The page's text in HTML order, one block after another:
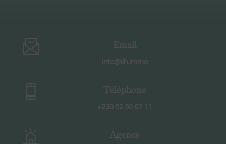
Email
info@llh.immo
Téléphone
+230 52 50 67 11
Agence